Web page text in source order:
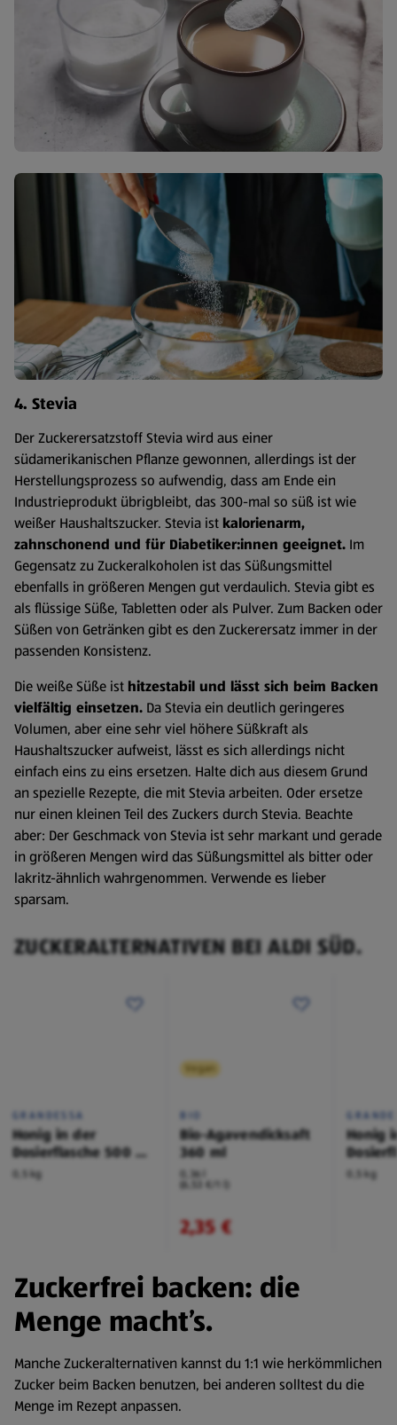
4. Stevia
Der Zuckerersatzstoff Stevia wird aus einer
südamerikanischen Pflanze gewonnen, allerdings ist der
Herstellungsprozess so aufwendig, dass am Ende ein
Industrieprodukt übrigbleibt, das 300-mal so süß ist wie
weißer Haushaltszucker. Stevia ist kalorienarm,
zahnschonend und für Diabetiker:innen geeignet. Im
Gegensatz zu Zuckeralkoholen ist das Süßungsmittel
ebenfalls in größeren Mengen gut verdaulich. Stevia gibt es
als flüssige Süße, Tabletten oder als Pulver. Zum Backen oder
Süßen von Getränken gibt es den Zuckerersatz immer in der
passenden Konsistenz.
Die weiße Süße ist hitzestabil und lässt sich beim Backen
vielfältig einsetzen. Da Stevia ein deutlich geringeres
Volumen, aber eine sehr viel höhere Süßkraft als
Haushaltszucker aufweist, lässt es sich allerdings nicht
einfach eins zu eins ersetzen. Halte dich aus diesem Grund
an spezielle Rezepte, die mit Stevia arbeiten. Oder ersetze
nur einen kleinen Teil des Zuckers durch Stevia. Beachte
aber: Der Geschmack von Stevia ist sehr markant und gerade
in größeren Mengen wird das Süßungsmittel als bitter oder
lakritz-ähnlich wahrgenommen. Verwende es lieber
sparsam.
ZUCKERALTERNATIVEN BEI ALDI SÜD.
GRANDESSA
Honig in der
Dosierflasche 500 g,
Blütenhonig
0,5 kg
Vegan
BIO
Bio-Agavendicksaft
360 ml
0,36 l
(6,53 €/1 l)
2,35 €
Honig
0,5 kg
Zuckerfrei backen: die
Menge macht’s.
Manche Zuckeralternativen kannst du 1:1 wie herkömmlichen
Zucker beim Backen benutzen, bei anderen solltest du die
Menge im Rezept anpassen.